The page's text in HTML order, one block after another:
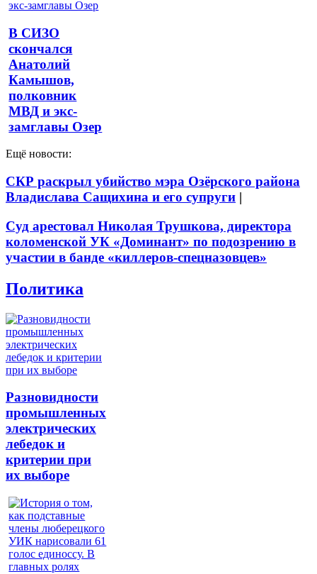
В СИЗО
скончался
Анатолий
Камышов,
полковник
МВД и экс-
замглавы Озер
Ещё новости:
СКР раскрыл убийство мэра Озёрского района
Владислава Сащихина и его супруги |
Суд арестовал Николая Трушкова, директора
коломенской УК «Доминант» по подозрению в
участии в банде «киллеров-спецназовцев»
Политика
Разновидности
промышленных
электрических
лебедок и
критерии при
их выборе